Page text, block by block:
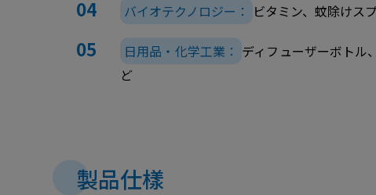
バイオテクノロジー： ビタミン、蚊除けス
日用品・化学工業： ディフューザーボトル
ど
製品仕樣